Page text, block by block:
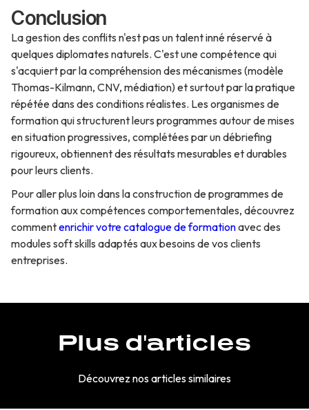
Conclusion
La gestion des conflits n'est pas un talent inné réservé à
quelques diplomates naturels. C'est une compétence qui
s'acquiert par la compréhension des mécanismes (modèle
Thomas-Kilmann, CNV, médiation) et surtout par la pratique
répétée dans des conditions réalistes. Les organismes de
formation qui structurent leurs programmes autour de mises
en situation progressives, complétées par un débriefing
rigoureux, obtiennent des résultats mesurables et durables
pour leurs clients.
Pour aller plus loin dans la construction de programmes de
formation aux compétences comportementales, découvrez
commentenrichir votre catalogue de formationavec des
modules soft skills adaptés aux besoins de vos clients
entreprises.
Plus d'articles
Découvrez nos articles similaires